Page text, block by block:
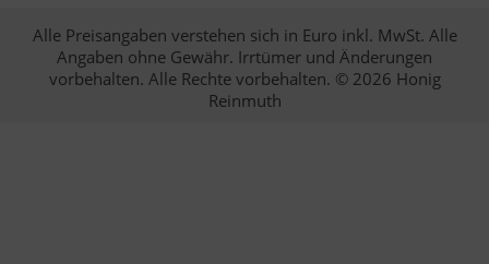
Alle Preisangaben verstehen sich in Euro inkl. MwSt. Alle
Angaben ohne Gewähr. Irrtümer und Änderungen
vorbehalten. Alle Rechte vorbehalten. © 2026 Honig
Reinmuth